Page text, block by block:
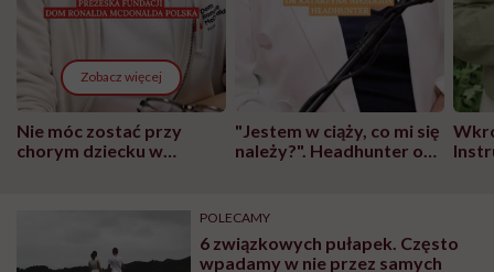
Zobacz więcej
Nie móc zostać przy
chorym dziecku w
może chyba tylko
wyobraźni"
"Jestem w ciąży, co mi się
należy?". Headhunter o
pracy
POLECAMY
6 związkowych pułapek. Często
wpadamy w nie przez samych